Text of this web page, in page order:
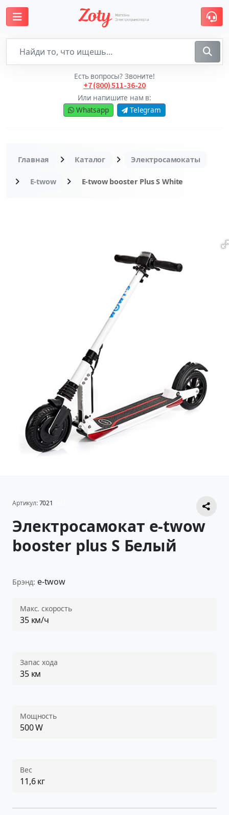
Есть вопросы? Звоните!
+7 (800) 511-36-20
Или напишите нам в:
Whatsapp
Telegram
Главная Каталог Электросамокаты
E-twow E-twow booster Plus S White
Артикул:7021
Электросамокат e-twow
booster plus S Белый
Брэнд: e-twow
Макс. скорость
35 км/ч
Запас хода
35 км
Мощность
500 W
Вес
11,6 кг